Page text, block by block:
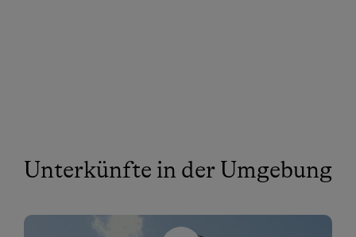
Unterkünfte in der Umgebung